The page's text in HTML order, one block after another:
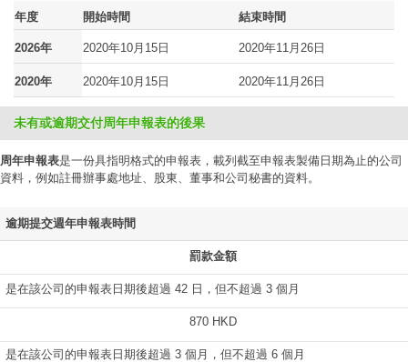
年度 開始時間 結束時間
2026年 2020年10月15日 2020年11月26日
2020年 2020年10月15日 2020年11月26日
未有或逾期交付周年申報表的後果
周年申報表是一份具指明格式的申報表，載列截至申報表製備日期為止的公司
資料，例如註冊辦事處地址、股東、董事和公司秘書的資料。
逾期提交週年申報表時間
罰款金額
是在該公司的申報表日期後超過 42 日，但不超過 3 個月
870 HKD
是在該公司的申報表日期後超過 3 個月，但不超過 6 個月